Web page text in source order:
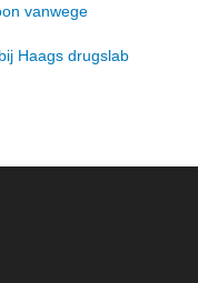
vanwege
Haags drugslab